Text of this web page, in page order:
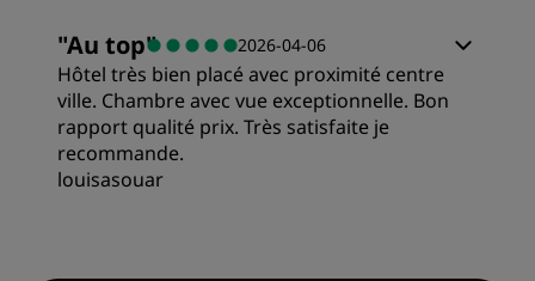
Emplacement
Propreté
"Au top" 2026-04-06
Hôtel très bien placé avec proximité centre
ville. Chambre avec vue exceptionnelle. Bon
rapport qualité prix. Très satisfaite je
recommande.
louisasouar